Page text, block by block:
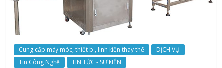
Cung cấp máy móc, thiết bị, linh kiện thay thế
DỊCH VỤ
Tin Công Nghệ
TIN TỨC - SỰ KIỆN